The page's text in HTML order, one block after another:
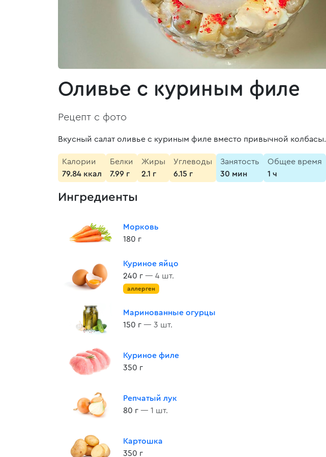
Оливье с куриным филе
Рецепт с фото
Вкусный салат оливье с куриным филе вместо привычной колбасы.
Калории
79.84 ккал
Белки
7.99 г
Жиры
2.1 г
Углеводы
6.15 г
Занятость
30 мин
Общее время
1 ч
Ингредиенты
Морковь
180 г
Куриное яйцо
240 г — 4 шт.
аллерген
Маринованные огурцы
150 г — 3 шт.
Куриное филе
350 г
Репчатый лук
80 г — 1 шт.
Картошка
350 г